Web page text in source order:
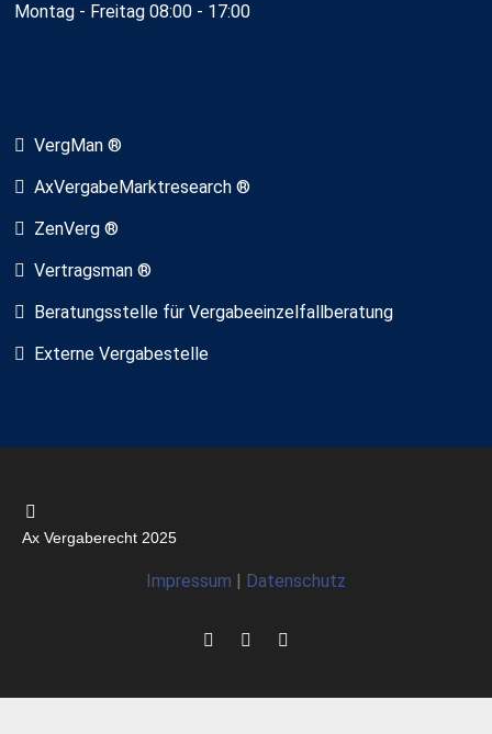
Montag - Freitag 08:00 - 17:00
VergMan ®
AxVergabeMarktresearch ®
ZenVerg ®
Vertragsman ®
Beratungsstelle für Vergabeeinzelfallberatung
Externe Vergabestelle
Ax Vergaberecht 2025
Impressum Datenschutz